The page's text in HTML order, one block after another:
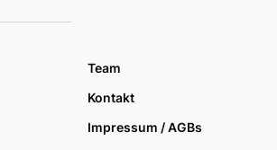
Team
Kontakt
Impressum / AGBs